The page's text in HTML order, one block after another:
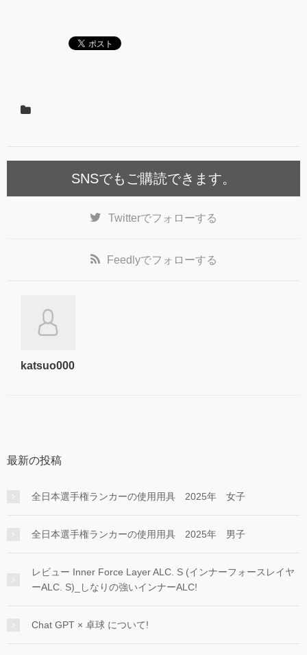
SNSでもご購読できます。
Twitterでフォローする
Feedlyでフォローする
katsuo000
最新の投稿
全日本選手権ランカーの使用用具 2025年 女子
全日本選手権ランカーの使用用具 2025年 男子
レビュー Inner Force Layer ALC. S (インナーフォースレイヤ
ーALC. S)_しなりの強いインナーALC!
Chat GPT × 卓球 について!